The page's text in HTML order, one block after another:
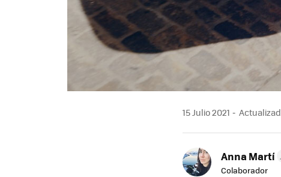
15 Julio 2021
Anna Martí
Colaborador